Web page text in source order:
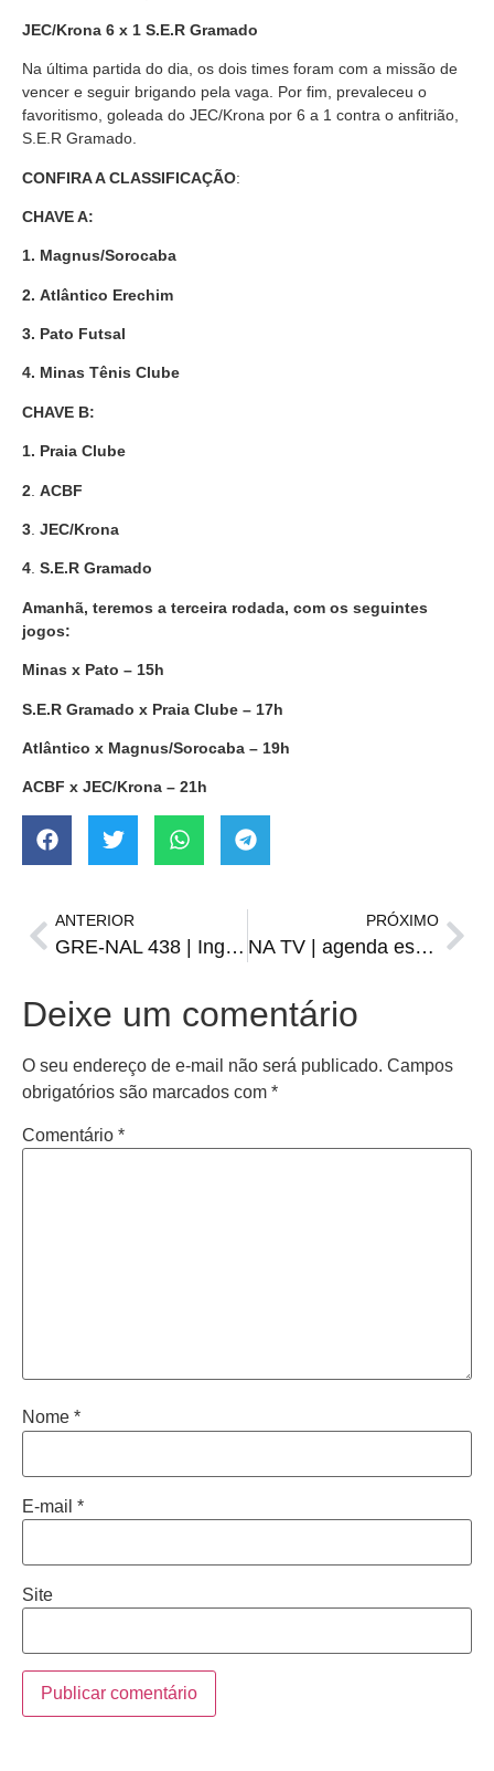
JEC/Krona 6 x 1 S.E.R Gramado
Na última partida do dia, os dois times foram com a missão de
vencer e seguir brigando pela vaga. Por fim, prevaleceu o
favoritismo, goleada do JEC/Krona por 6 a 1 contra o anfitrião,
S.E.R Gramado.
CONFIRA A CLASSIFICAÇÃO:
CHAVE A:
1. Magnus/Sorocaba
2. Atlântico Erechim
3. Pato Futsal
4. Minas Tênis Clube
CHAVE B:
1. Praia Clube
2 ACBF
3 JEC/Krona
4. S.E.R Gramado
Amanhã, teremos a terceira rodada, com os seguintes
jogos:
Minas x Pato – 15h
S.E.R Gramado x Praia Clube – 17h
Atlântico x Magnus/Sorocaba – 19h
ACBF x JEC/Krona – 21h
ANTERIOR
GRE-NAL 438 | Ingressos começam a ser vendidos para o clássico
PRÓXIMO
NA TV | agenda esportiva de quarta-feira, 01 de março
Deixe um comentário
O seu endereço de e-mail não será publicado. Campos
obrigatórios são marcados com *
Comentário *
Nome *
E-mail *
Site